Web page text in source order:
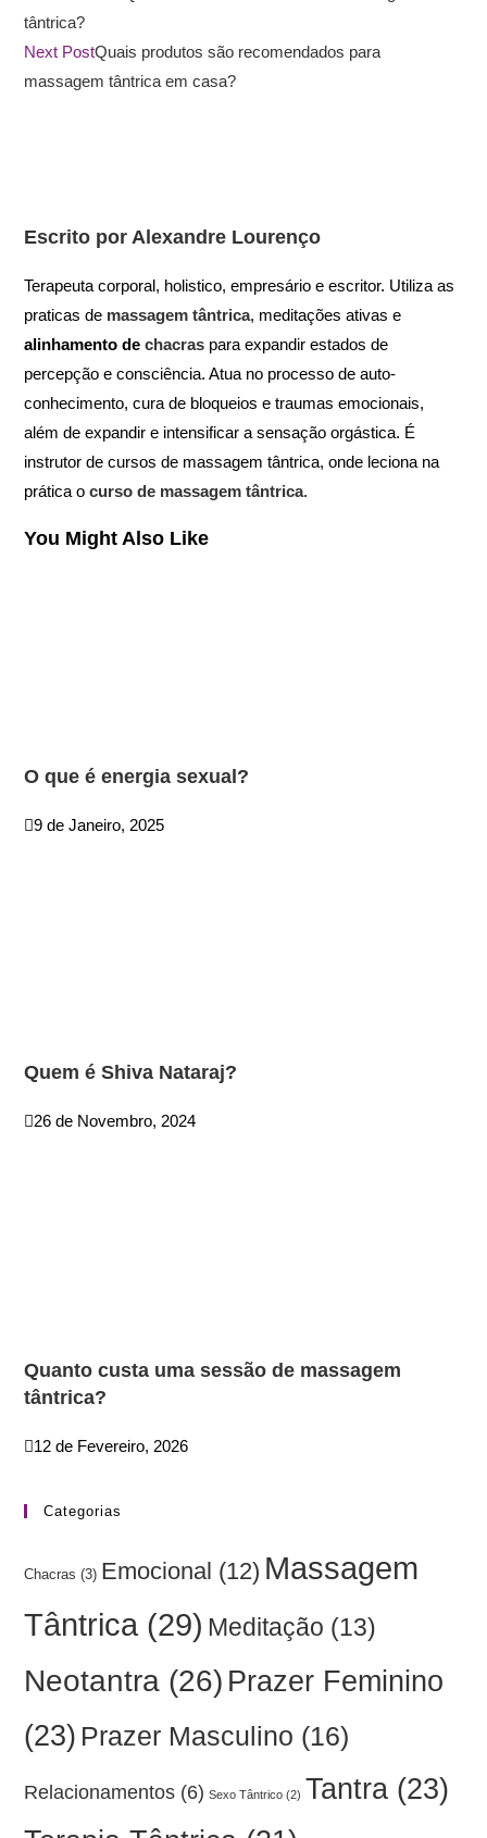
tântrica?
Next PostQuais produtos são recomendados para
massagem tântrica em casa?
Escrito por Alexandre Lourenço
Terapeuta corporal, holistico, empresário e escritor. Utiliza as
praticas de massagem tântrica, meditações ativas e
alinhamento dechacras para expandir estados de
percepção e consciência. Atua no processo de auto-
conhecimento, cura de bloqueios e traumas emocionais,
além de expandir e intensificar a sensação orgástica. É
instrutor de cursos de massagem tântrica, onde leciona na
prática ocurso de massagem tântrica.
You Might Also Like
O que é energia sexual?
9 de Janeiro, 2025
Quem é Shiva Nataraj?
26 de Novembro, 2024
Quanto custa uma sessão de massagem
tântrica?
12 de Fevereiro, 2026
Categorias
Chacras (3) Emocional (12) Massagem
Tântrica (29) Meditação (13)
Neotantra (26) Prazer Feminino
(23) Prazer Masculino (16)
Relacionamentos (6) Sexo Tântrico (2) Tantra (23)